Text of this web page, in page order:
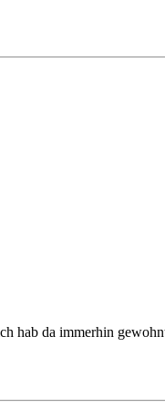
hab da immerhin